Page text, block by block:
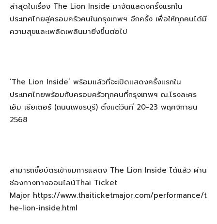
ล่าสุดในเรื่อง The Lion Inside มาจัดแสดงครั้งแรกใน
ประเทศไทยสู่ครอบครัวคนในกรุงเทพฯ อีกครั้ง เพื่อให้ทุกคนได้มี
ความสุขและเพลิดเพลินมายิ่งขึ้นต่อไป
‘The Lion Inside’ พร้อมแล้วที่จะเปิดแสดงครั้งแรกใน
ประเทศไทยพร้อมกับครอบครัวทุกคนที่กรุงเทพฯ ณ.โรงละคร
เอ็ม เธียเตอร์ (ถนนเพชรบุรี) ตั้งแต่วันที่ 20-23 พฤศจิกายน
2568
สามารถซื้อบัตรเข้าชมการแสดง The Lion Inside ได้แล้ว ผ่าน
ช่องทางทางออนไลน์Thai Ticket
Major https://www.thaiticketmajor.com/performance/t
he-lion-inside.html